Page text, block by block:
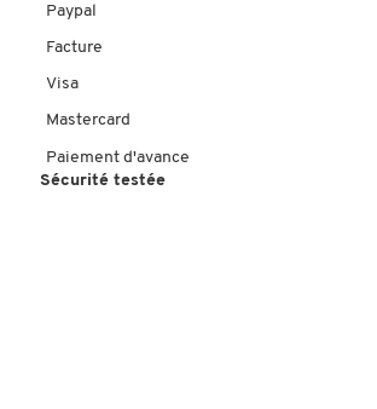
Paypal
Facture
Visa
Mastercard
Paiement d'avance
Sécurité testée